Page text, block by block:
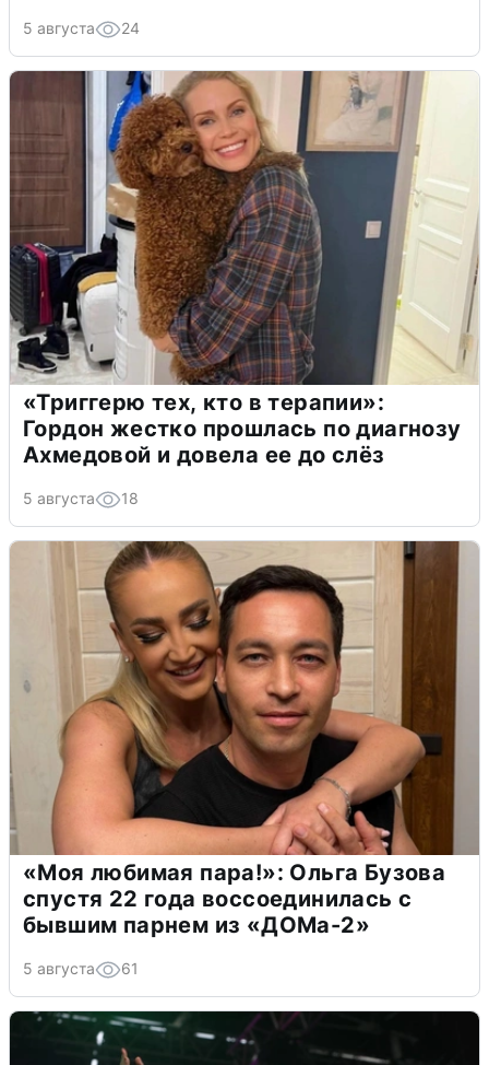
5 августа 24
«Триггерю тех, кто в терапии»:
Гордон жестко прошлась по диагнозу
Ахмедовой и довела ее до слёз
5 августа 18
«Моя любимая пара!»: Ольга Бузова
спустя 22 года воссоединилась с
бывшим парнем из «ДОМа-2»
5 августа 61